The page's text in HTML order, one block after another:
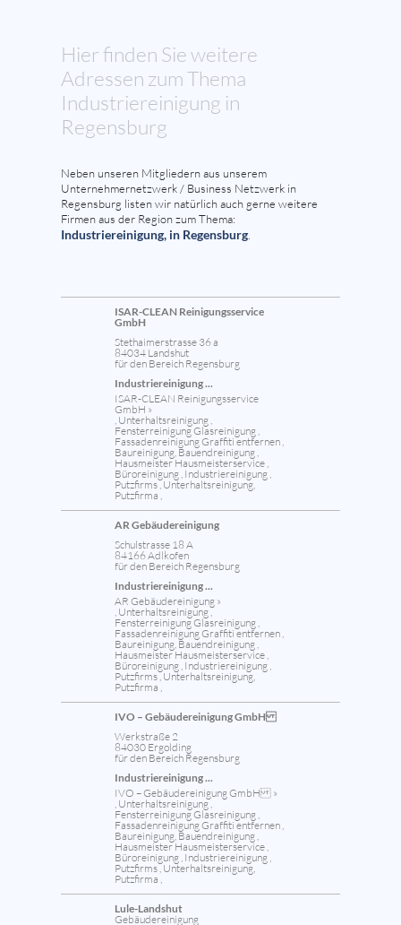
Hier finden Sie weitere
Adressen zum Thema
Industriereinigung in
Regensburg
Neben unseren Mitgliedern aus unserem
Unternehmernetzwerk / Business Netzwerk in
Regensburg listen wir natürlich auch gerne weitere
Firmen aus der Region zum Thema:
Industriereinigung, in Regensburg
ISAR-CLEAN Reinigungsservice
GmbH
Stethaimerstrasse 36 a
84034 Landshut
für den Bereich Regensburg
Industriereinigung ...
ISAR-CLEAN Reinigungsservice
GmbH »
, Unterhaltsreinigung ,
Fensterreinigung Glasreinigung ,
Fassadenreinigung Graffiti entfernen ,
Baureinigung, Bauendreinigung ,
Hausmeister Hausmeisterservice ,
Büroreinigung , Industriereinigung ,
Putzfirms , Unterhaltsreinigung,
Putzfirma ,
AR Gebäudereinigung
Schulstrasse 18 A
84166 Adlkofen
für den Bereich Regensburg
Industriereinigung ...
AR Gebäudereinigung »
, Unterhaltsreinigung ,
Fensterreinigung Glasreinigung ,
Fassadenreinigung Graffiti entfernen ,
Baureinigung, Bauendreinigung ,
Hausmeister Hausmeisterservice ,
Büroreinigung , Industriereinigung ,
Putzfirms , Unterhaltsreinigung,
Putzfirma ,
IVO – Gebäudereinigung GmbH
Werkstraße 2
84030 Ergolding
für den Bereich Regensburg
Industriereinigung ...
IVO – Gebäudereinigung GmbH »
, Unterhaltsreinigung ,
Fensterreinigung Glasreinigung ,
Fassadenreinigung Graffiti entfernen ,
Baureinigung, Bauendreinigung ,
Hausmeister Hausmeisterservice ,
Büroreinigung , Industriereinigung ,
Putzfirms , Unterhaltsreinigung,
Putzfirma ,
Lule-Landshut
Gebäudereinigung